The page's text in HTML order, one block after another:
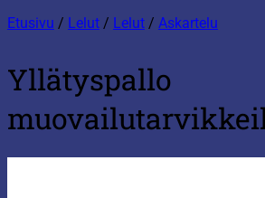
Etusivu / Lelut / Lelut / Askartelu
Yllätyspallo